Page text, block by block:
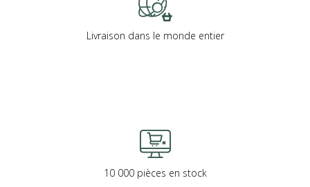
Livraison dans le monde entier
10 000 pièces en stock